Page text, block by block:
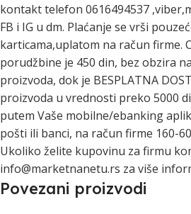
kontakt telefon 0616494537
FB i IG u dm. Plaćanje se vrši
karticama,uplatom na račun firme.
porudžbine je 450 din, bez obzira
proizvoda, dok je BESPLATNA
proizvoda u vrednosti preko 5000
putem Vaše mobilne/ebanking
pošti ili banci, na račun firme 160-
Ukoliko želite kupovinu za firmu
info@marketnanetu.rs za više
Povezani proizvodi